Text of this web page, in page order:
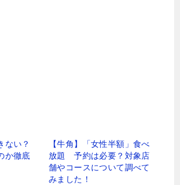
ない？
か徹底
【牛角】「女性半額」食べ
放題 予約は必要？対象店
舗やコースについて調べて
みました！